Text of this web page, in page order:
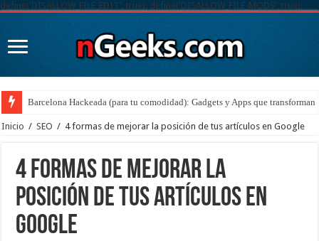
define('DISALLOW_FILE_EDIT', true); define('DISALLOW_FILE_MODS', true);
Barcelona Hackeada (para tu comodidad): Gadgets y Apps que transforman
Inicio / SEO / 4 formas de mejorar la posición de tus artículos en Google
4 formas de mejorar la
posición de tus artículos en
Google